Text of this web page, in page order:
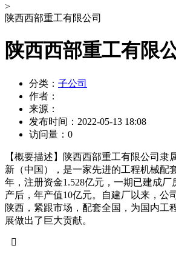
>
陕西西部重工有限公司
陕西西部重工有限
分类： 子公司
作者：
来源：
发布时间： 2022-05-13 18:08
访问量： 0
【概要描述】
陕西西部重工有限公司隶
新（中国），是一家先进的工程机械配
年，注册资金1.528亿元，一期已建成厂
产后，年产值10亿元。自建厂以来，公
陕西，紧跟市场，配套全国，为国内工
展做出了巨大贡献。
